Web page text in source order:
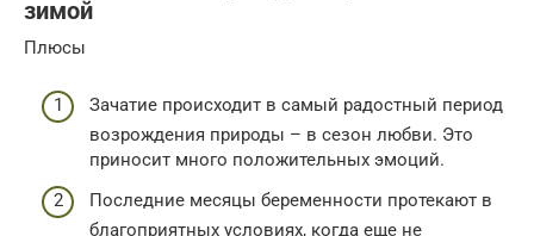
зимой
Плюсы
Зачатие происходит в самый радостный период
возрождения природы – в сезон любви. Это
приносит много положительных эмоций.
Последние месяцы беременности протекают в
благоприятных условиях, когда еще не